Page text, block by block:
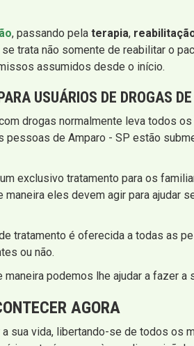
, passando pela terapia,
trata não somente de reabilitar o
assumidos desde o início.
USUÁRIOS DE DROGAS
drogas normalmente leva todos
pessoas de Amparo - SP estão
exclusivo tratamento para os
maneira eles devem agir para
tratamento é oferecida a todas as
ou não.
podemos lhe ajudar a fazer
AGORA
sua vida, libertando-se de todos os